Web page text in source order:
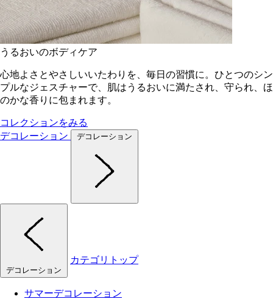
うるおいのボディケア
心地よさとやさしいいたわりを、毎日の習慣に。ひとつのシン
プルなジェスチャーで、肌はうるおいに満たされ、守られ、ほ
のかな香りに包まれます。
コレクションをみる
デコレーション
デコレーション
デコレーション
カテゴリトップ
サマーデコレーション